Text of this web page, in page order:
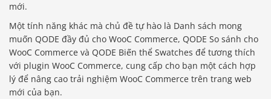
mới.
Một tính năng khác mà chủ đề tự hào là Danh sách mong
muốn QODE đầy đủ cho WooC Commerce, QODE So sánh cho
WooC Commerce và QODE Biến thể Swatches để tương thích
với plugin WooC Commerce, cung cấp cho bạn một cách hợp
lý để nâng cao trải nghiệm WooC Commerce trên trang web
mới của bạn.